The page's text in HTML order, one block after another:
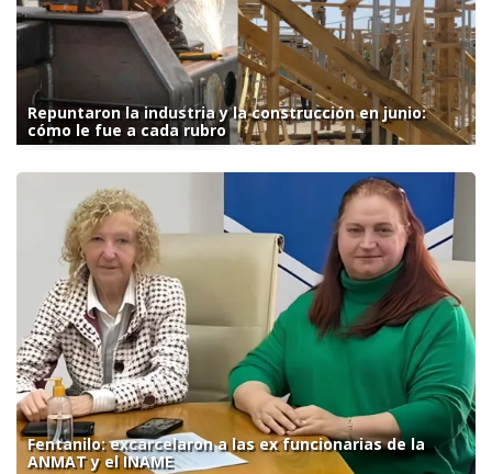
Repuntaron la industria y la construcción en junio:
cómo le fue a cada rubro
Fentanilo: excarcelaron a las ex funcionarias de la
ANMAT y el INAME